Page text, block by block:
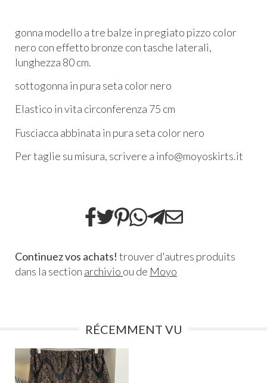
gonna modello a tre balze in pregiato pizzo color
nero con effetto bronze con tasche laterali,
lunghezza 80 cm.
sottogonna in pura seta color nero
Elastico in vita circonferenza 75 cm
Fusciacca abbinata in pura seta color nero
Per taglie su misura, scrivere a info@moyoskirts.it
Continuez vos achats! trouver d'autres produits
dans la section archivio ou de Moyo
RÉCEMMENT VU